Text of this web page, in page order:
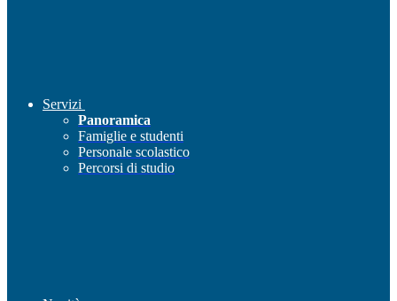
Servizi
Panoramica
Famiglie e studenti
Personale scolastico
Percorsi di studio